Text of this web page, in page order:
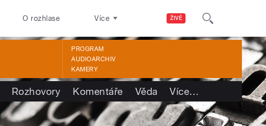
ŽIVĚ
O rozhlase Více
PROGRAM
AUDIOARCHIV
KAMERY
Rozhovory Komentáře Věda Více…